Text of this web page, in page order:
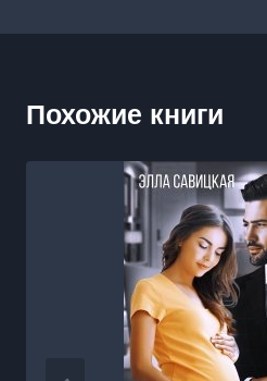
Похожие книги